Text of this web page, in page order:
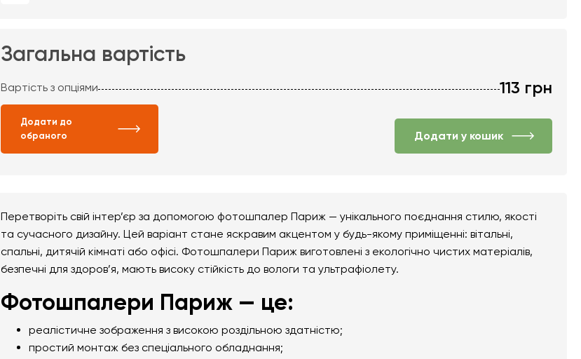
Загальна вартість
Вартість з опціями 113 грн
Додати до
обраного
Додати у кошик
Перетворіть свій інтер’єр за допомогою фотошпалер Париж — унікального поєднання стилю, якості
та сучасного дизайну. Цей варіант стане яскравим акцентом у будь-якому приміщенні: вітальні,
спальні, дитячій кімнаті або офісі. Фотошпалери Париж виготовлені з екологічно чистих матеріалів,
безпечні для здоров’я, мають високу стійкість до вологи та ультрафіолету.
Фотошпалери Париж — це:
реалістичне зображення з високою роздільною здатністю;
простий монтаж без спеціального обладнання;